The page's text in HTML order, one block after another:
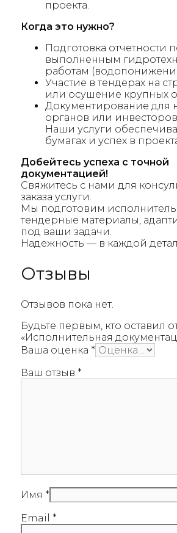
проекта.
Когда это нужно?
Подготовка отчетности
выполненным
работам
Участие в тендерах на
или осушение крупных
Документирование для
органов или
Наши услуги
бумагах и успех в
Добейтесь успеха с точной
документацией!
Свяжитесь с нами для
заказа услуги.
Мы подготовим
тендерные материалы,
под ваши задачи.
Надежность — в каждой
Отзывы
Отзывов пока нет.
Будьте первым, кто оставил
«Исполнительная
Ваша оценка *
Ваш отзыв *
Имя *
Email *